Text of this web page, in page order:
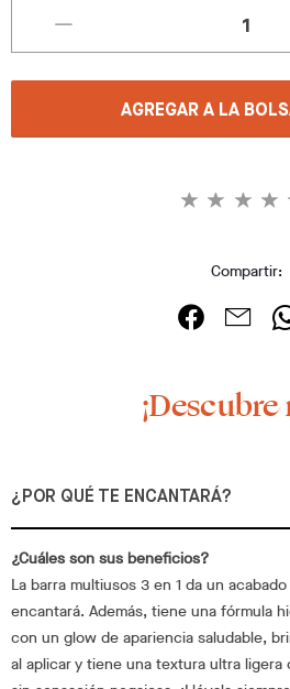
AGREGAR A LA
Compartir:
¡Descubre
¿POR QUÉ TE ENCANTARÁ?
¿Cuáles son sus beneficios?
La barra multiusos 3 en 1 da un
encantará. Además, tiene una fórmula
con un glow de apariencia saludable,
al aplicar y tiene una textura ultra ligera